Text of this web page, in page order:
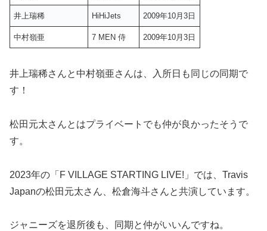
井上瑞稀 HiHiJets 2009年10月3日
中村嶺亜 7 MEN 侍 2009年10月3日
井上瑞稀さんと中村嶺亜さんは、入所日も同じの同期で
す！
松田元太さんとはプライベートでも仲が良かったそうで
す。
2023年の「F VILLAGE STARTING LIVE!」では、Travis
Japanの松田元太さん、松倉海斗さんと共演しています。
ジャニーズを退所後も、同期と仲がいいんですね。